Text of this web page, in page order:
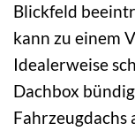
Blickfeld
kann zu einem
Idealerweise
Dachbox